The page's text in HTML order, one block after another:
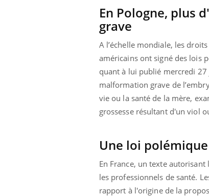
En Pologne, plus
grave
A l’échelle mondiale, les
américains ont signé des lois
quant à lui publié mercredi
malformation grave de
vie ou la santé de la mère,
grossesse résultant d'un viol
Une loi
En France, un texte
les professionnels de santé.
rapport à l'origine de la